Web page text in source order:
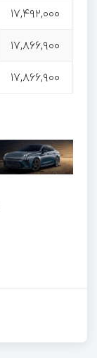
۱۷,۴۹۲,۰۰۰
۱۷,۸۶۶,۹۰۰
۱۷,۸۶۶,۹۰۰